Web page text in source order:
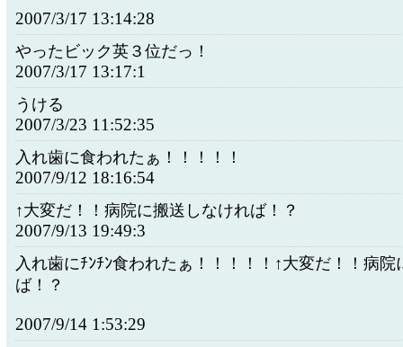
2007/3/17 13:14:28
やったビック英３位だっ！
2007/3/17 13:17:1
うける
2007/3/23 11:52:35
入れ歯に食われたぁ！！！！！
2007/9/12 18:16:54
↑大変だ！！病院に搬送しなければ！？
2007/9/13 19:49:3
入れ歯にﾁﾝﾁﾝ食われたぁ！！！！！↑大変だ！！病院
ば！？
2007/9/14 1:53:29